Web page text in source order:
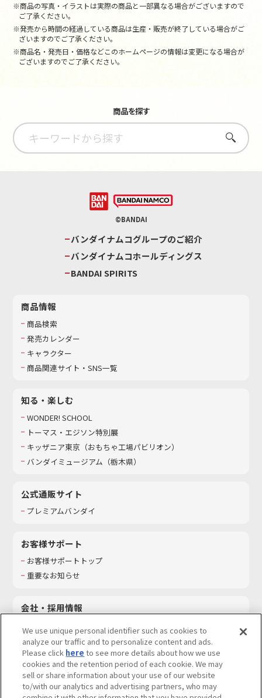
※商品の写真・イラストは実際の商品と一部異なる場合がございますので
ご了承ください。
※発売から時間の経過している商品は生産・販売が終了している場合がご
ざいますのでご了承ください。
※商品名・発売日・価格などこのホームページの情報は変更になる場合が
ございますのでご了承ください。
商品を探す
さがす
©BANDAI
バンダイナムコグループのご紹介
バンダイナムコホールディングス
BANDAI SPIRITS
商品情報
商品検索
発売カレンダー
キャラクター
商品関連サイト・SNS一覧
知る・楽しむ
WONDER! SCHOOL
トーマス・エジソン特別展
キッザニア東京（おもちゃ工場パビリオン）​
バンダイミュージアム（栃木県）
公式通販サイト
プレミアムバンダイ
お客様サポート
お客様サポートトップ
重要なお知らせ
会社・採用情報
採用情報
サステナビリティ
お問い合わせ
We use unique personal identifier such as cookies to
analyze our traffic and to personalize content and ads.
Please click here to see more details about how we use
cookies and the retention period of each cookie. We may
sell or share information about your use of our website
to/with our analytics and advertising partners, who may